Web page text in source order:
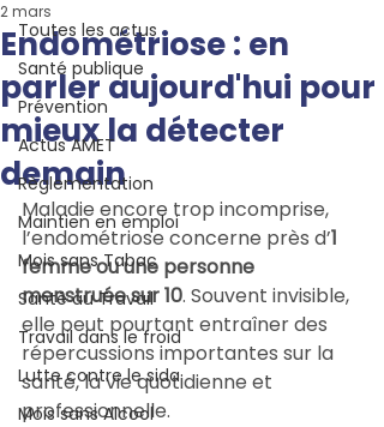
Toutes les actus
Santé publique
Prévention
Actus AMET
Règlementation
Maintien en emploi
Mois sans Tabac
Santé au Travail
Travail dans le froid
Lutte contre le sida
Mois sans Alcool
Endométriose : en
parler aujourd'hui pour
mieux la détecter
demain
2 mars
Maladie encore trop incomprise,
l’endométriose concerne près d’1
femme ou une personne
menstruée sur 10. Souvent invisible,
elle peut pourtant entraîner des
répercussions importantes sur la
santé, la vie quotidienne et
professionnelle.